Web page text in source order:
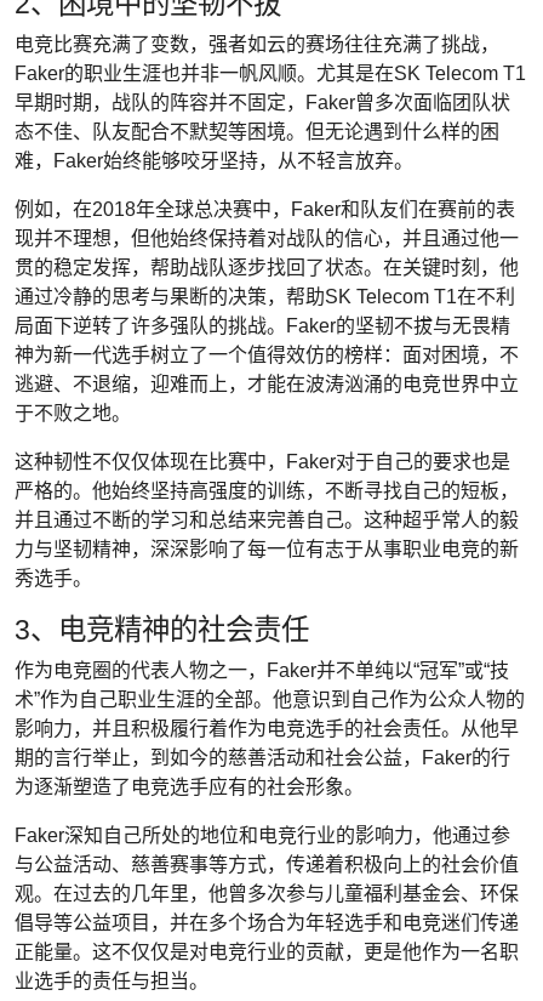
电竞比赛充满了变数，强者如云的赛场往往充满了挑战，
Faker的职业生涯也并非一帆风顺。尤其是在SK Telecom T1
早期时期，战队的阵容并不固定，Faker曾多次面临团队状
态不佳、队友配合不默契等困境。但无论遇到什么样的困
难，Faker始终能够咬牙坚持，从不轻言放弃。
例如，在2018年全球总决赛中，Faker和队友们在赛前的表
现并不理想，但他始终保持着对战队的信心，并且通过他一
贯的稳定发挥，帮助战队逐步找回了状态。在关键时刻，他
通过冷静的思考与果断的决策，帮助SK Telecom T1在不利
局面下逆转了许多强队的挑战。Faker的坚韧不拔与无畏精
神为新一代选手树立了一个值得效仿的榜样：面对困境，不
逃避、不退缩，迎难而上，才能在波涛汹涌的电竞世界中立
于不败之地。
这种韧性不仅仅体现在比赛中，Faker对于自己的要求也是
严格的。他始终坚持高强度的训练，不断寻找自己的短板，
并且通过不断的学习和总结来完善自己。这种超乎常人的毅
力与坚韧精神，深深影响了每一位有志于从事职业电竞的新
秀选手。
3、电竞精神的社会责任
作为电竞圈的代表人物之一，Faker并不单纯以“冠军”或“技
术”作为自己职业生涯的全部。他意识到自己作为公众人物的
影响力，并且积极履行着作为电竞选手的社会责任。从他早
期的言行举止，到如今的慈善活动和社会公益，Faker的行
为逐渐塑造了电竞选手应有的社会形象。
Faker深知自己所处的地位和电竞行业的影响力，他通过参
与公益活动、慈善赛事等方式，传递着积极向上的社会价值
观。在过去的几年里，他曾多次参与儿童福利基金会、环保
倡导等公益项目，并在多个场合为年轻选手和电竞迷们传递
正能量。这不仅仅是对电竞行业的贡献，更是他作为一名职
业选手的责任与担当。